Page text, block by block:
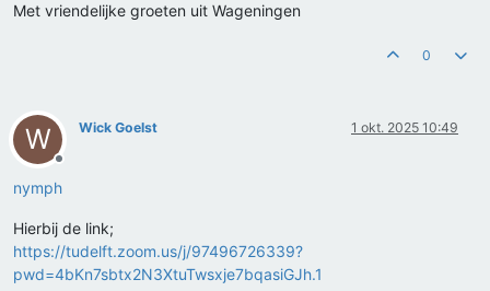
Met vriendelijke groeten uit Wageningen
0
W
Offline
Wick Goelst 1 okt. 2025 10:49
nymph
Hierbij de link;
https://tudelft.zoom.us/j/97496726339?
pwd=4bKn7sbtx2N3XtuTwsxje7bqasiGJh.1